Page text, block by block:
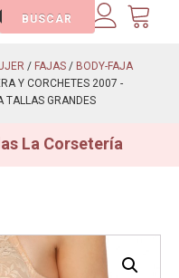
BUSCAR
/ FAJAS / BODY-FAJA
Y CORCHETES 2007 -
TALLAS GRANDES
La Corsetería